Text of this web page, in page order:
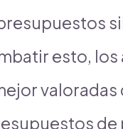
esto,